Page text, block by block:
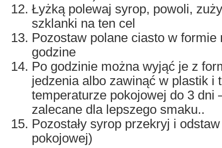
Łyżką polewaj syrop, powoli,
szklanki na ten cel
Pozostaw polane ciasto w formie
godzine
Po godzinie można wyjąć je z
jedzenia albo zawinąć w plastik i
temperaturze pokojowej do 3 dni
zalecane dla lepszego smaku..
Pozostały syrop przekryj i
pokojowej)